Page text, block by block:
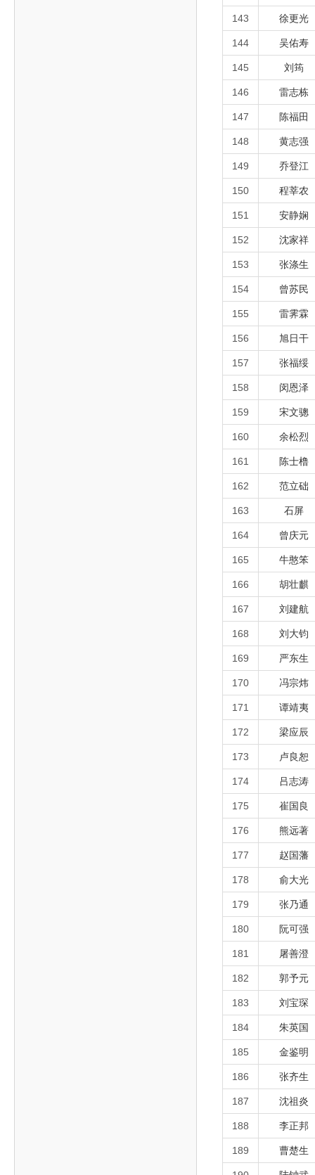
143 徐更光
144 吴佑寿
145 刘筠
146 雷志栋
147 陈福田
148 黄志强
149 乔登江
150 程莘农
151 安静娴
152 沈家祥
153 张涤生
154 曾苏民
155 雷霁霖
156 旭日干
157 张福绥
158 闵恩泽
159 宋文骢
160 余松烈
161 陈士橹
162 范立础
163 石屏
164 曾庆元
165 牛憨笨
166 胡壮麒
167 刘建航
168 刘大钧
169 严东生
170 冯宗炜
171 谭靖夷
172 梁应辰
173 卢良恕
174 吕志涛
175 崔国良
176 熊远著
177 赵国藩
178 俞大光
179 张乃通
180 阮可强
181 屠善澄
182 郭予元
183 刘宝琛
184 朱英国
185 金鉴明
186 张齐生
187 沈祖炎
188 李正邦
189 曹楚生